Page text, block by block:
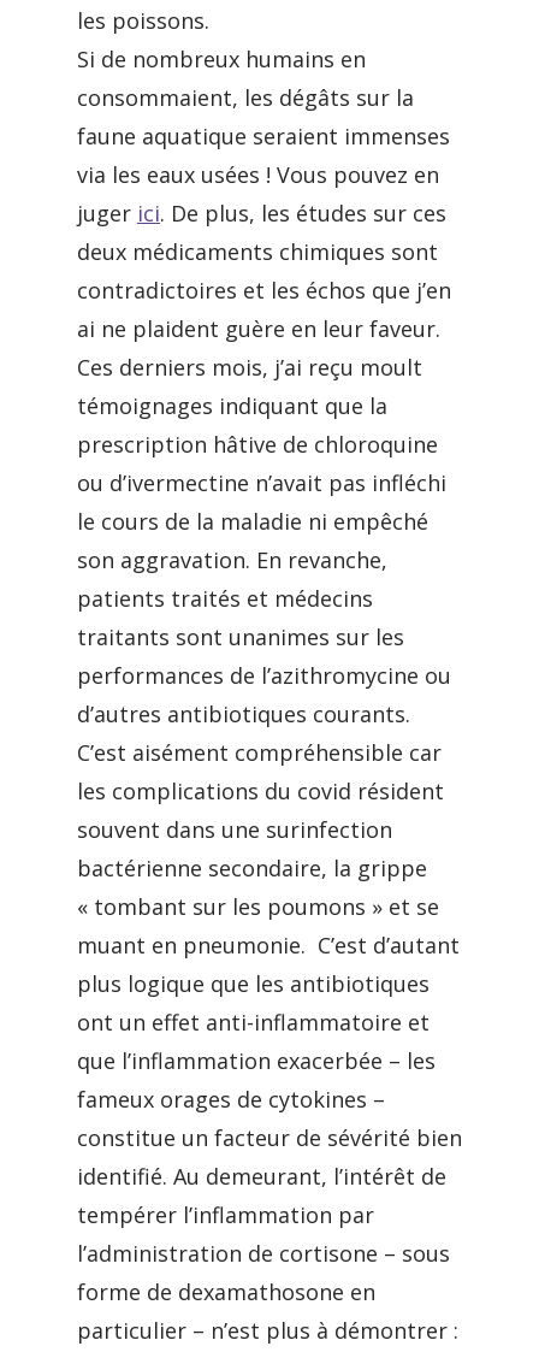
les poissons.
Si de nombreux humains en
consommaient, les dégâts sur la
faune aquatique seraient immenses
via les eaux usées ! Vous pouvez en
juger ici. De plus, les études sur ces
deux médicaments chimiques sont
contradictoires et les échos que j’en
ai ne plaident guère en leur faveur.
Ces derniers mois, j’ai reçu moult
témoignages indiquant que la
prescription hâtive de chloroquine
ou d’ivermectine n’avait pas infléchi
le cours de la maladie ni empêché
son aggravation. En revanche,
patients traités et médecins
traitants sont unanimes sur les
performances de l’azithromycine ou
d’autres antibiotiques courants.
C’est aisément compréhensible car
les complications du covid résident
souvent dans une surinfection
bactérienne secondaire, la grippe
« tombant sur les poumons » et se
muant en pneumonie. C’est d’autant
plus logique que les antibiotiques
ont un effet anti-inflammatoire et
que l’inflammation exacerbée – les
fameux orages de cytokines –
constitue un facteur de sévérité bien
identifié. Au demeurant, l’intérêt de
tempérer l’inflammation par
l’administration de cortisone – sous
forme de dexamathosone en
particulier – n’est plus à démontrer :